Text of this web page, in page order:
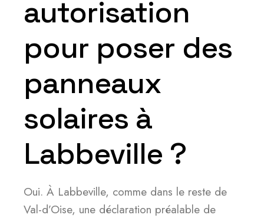
autorisation
pour poser des
panneaux
solaires à
Labbeville ?
Oui. À Labbeville, comme dans le reste de
Val-d’Oise, une déclaration préalable de